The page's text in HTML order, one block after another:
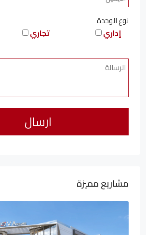
نوع الوحدة
تجاري إداري
مشاريع مميزة